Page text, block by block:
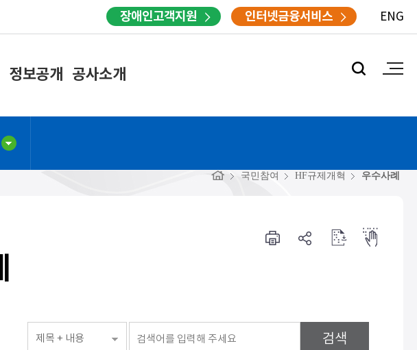
장애인고객지원 인터넷금융서비스 ENG
정보공개 공사소개
국민참여 HF규제개혁 우수사례
프
린
공
유
점
자
점
자
검색분류선택 검색